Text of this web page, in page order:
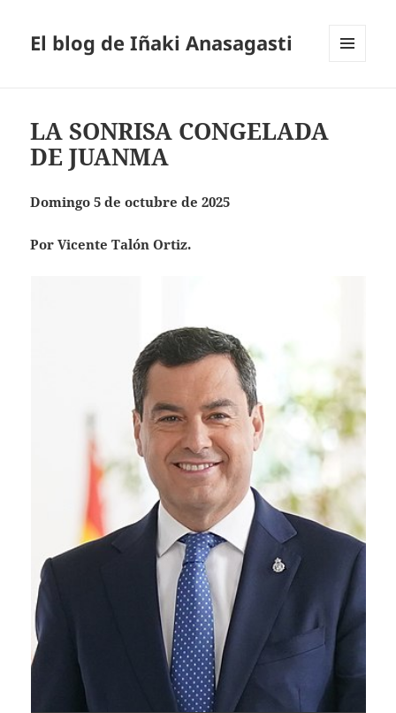
El blog de Iñaki Anasagasti
LA SONRISA CONGELADA
DE JUANMA
Domingo 5 de octubre de 2025
Por Vicente Talón Ortiz.